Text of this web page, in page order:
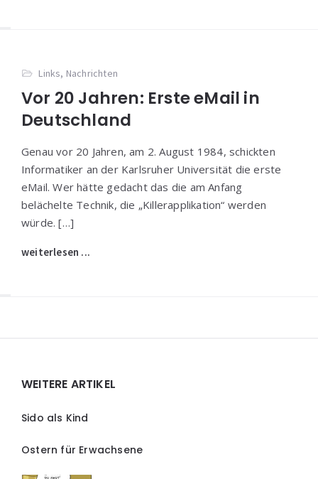
Links, Nachrichten
Vor 20 Jahren: Erste eMail in
Deutschland
Genau vor 20 Jahren, am 2. August 1984, schickten
Informatiker an der Karlsruher Universität die erste
eMail. Wer hätte gedacht das die am Anfang
belächelte Technik, die „Killerapplikation“ werden
würde. […]
weiterlesen ...
WEITERE ARTIKEL
Sido als Kind
Ostern für Erwachsene